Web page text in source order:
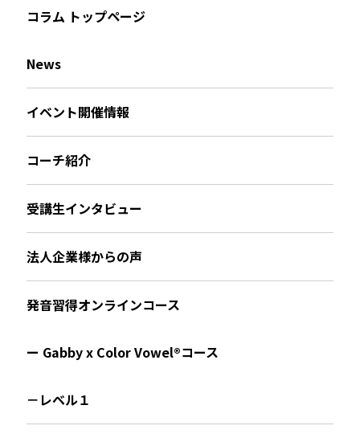
コラム トップページ
News
イベント開催情報
コーチ紹介
受講生インタビュー
法人企業様からの声
発音習得オンラインコース
ー Gabby x Color Vowel®︎コース
－レベル１